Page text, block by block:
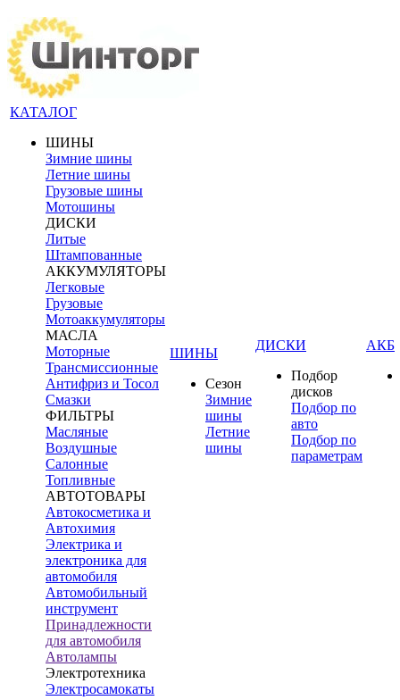
КАТАЛОГ
ШИНЫ
Зимние шины
Летние шины
Грузовые шины
Мотошины
ДИСКИ
Литые
Штампованные
АККУМУЛЯТОРЫ
Легковые
Грузовые
Мотоаккумуляторы
МАСЛА
Моторные
Трансмиссионные
Антифриз и Тосол
Смазки
ФИЛЬТРЫ
Масляные
Воздушные
Салонные
Топливные
АВТОТОВАРЫ
Автокосметика и
Автохимия
Электрика и
электроника для
автомобиля
Автомобильный
инструмент
Принадлежности
для автомобиля
Автолампы
Электротехника
Электросамокаты
ШИНЫ
Сезон
Зимние
шины
Летние
шины
ДИСКИ
Подбор
дисков
Подбор по
авто
Подбор по
параметрам
АКБ